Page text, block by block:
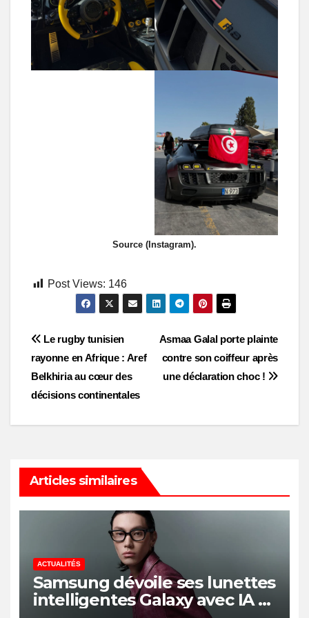
Source (Instagram).
Post Views: 146
Post
navigation
Asmaa Galal porte plainte
contre son coiffeur après
une déclaration choc !
Le rugby tunisien
rayonne en Afrique : Aref
Belkhiria au cœur des
décisions continentales
Articles similaires
ACTUALITÉS
Samsung dévoile ses lunettes
intelligentes Galaxy avec IA et